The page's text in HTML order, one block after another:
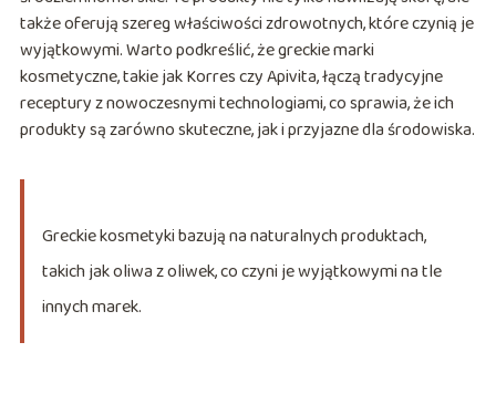
także oferują szereg właściwości zdrowotnych, które czynią je
wyjątkowymi. Warto podkreślić, że greckie marki
kosmetyczne, takie jak Korres czy Apivita, łączą tradycyjne
receptury z nowoczesnymi technologiami, co sprawia, że ich
produkty są zarówno skuteczne, jak i przyjazne dla środowiska.
Greckie kosmetyki bazują na naturalnych produktach,
takich jak oliwa z oliwek, co czyni je wyjątkowymi na tle
innych marek.